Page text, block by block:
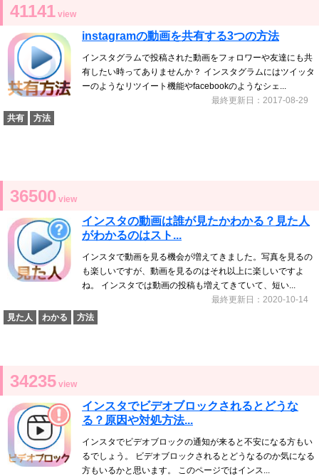
41141 view
instagramの動画を共有する3つの方法
インスタグラムで投稿された動画をフォロワーや友達にも共
有したい時ってありませんか？ インスタグラムにはツイッタ
ーのようなリツイート機能やfacebookのようなシェ...
最終更新日：2017-08-29
共有
方法
36500 view
インスタの動画は誰が見たかわかる？見た人
がわかるのはスト...
インスタで動画を見る機会が増えてきました。写真を見るの
も楽しいですが、動画を見るのはそれ以上に楽しいですよ
ね。 インスタでは動画の投稿も増えてきていて、短い...
最終更新日：2020-10-14
見た人
わかる 方法
34235 view
インスタでビデオブロックされるとどうな
る？原因や対処方法...
インスタでビデオブロックの通知が来ると不安になる方もい
るでしょう。 ビデオブロックされるとどうなるのか気になる
方もいるかと思います。 このページではインス...